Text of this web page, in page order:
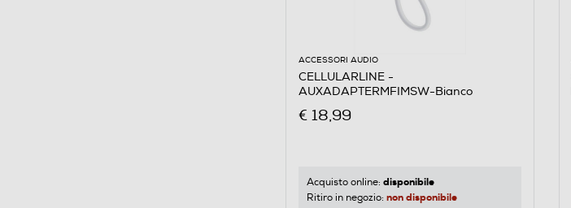
ACCESSORI AUDIO
CELLULARLINE -
AUXADAPTERMFIMSW-Bianco
€ 18,99
Acquisto online: disponibile
Ritiro in negozio: non disponibile